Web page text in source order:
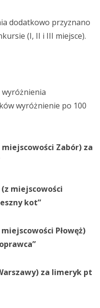
dodatkowo przyznano
(I, II i III miejsce).
wyróżnienia
wyróżnienie po 100
Zabór) za
miejscowości
kot”
Płowęż)
za limeryk pt